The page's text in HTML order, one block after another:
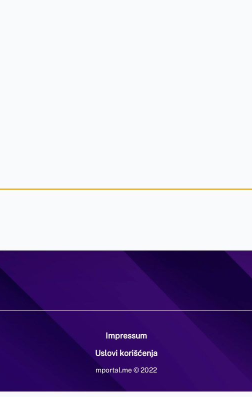
Impressum
Uslovi korišćenja
mportal.me © 2022